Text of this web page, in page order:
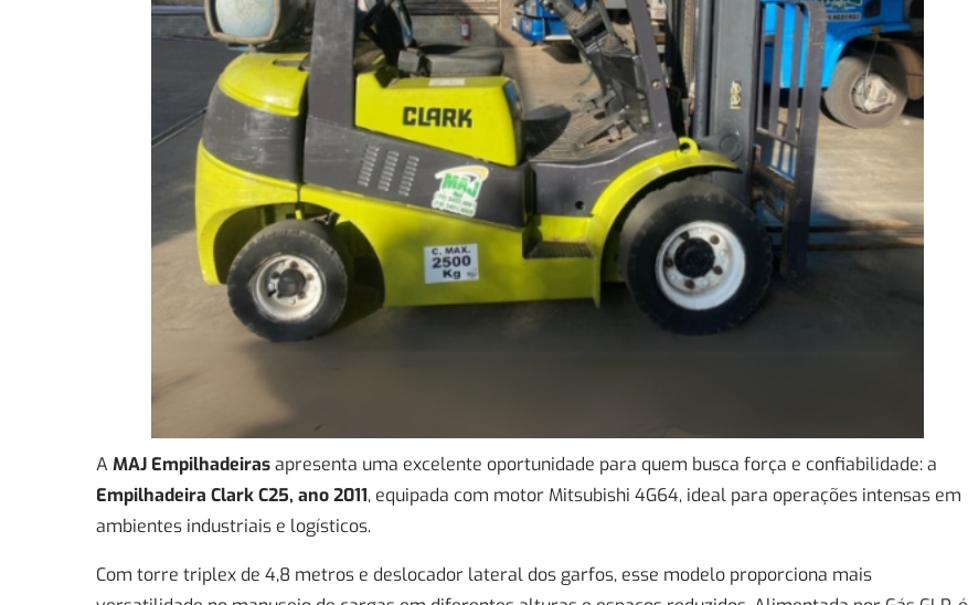
A MAJ Empilhadeirasapresenta uma excelente oportunidade para quem busca força e confiabilidade: a
Empilhadeira Clark C25, ano 2011, equipada com motor Mitsubishi 4G64, ideal para operações intensas em
ambientes industriais e logísticos.
Com torre triplex de 4,8 metros e deslocador lateral dos garfos, esse modelo proporciona mais